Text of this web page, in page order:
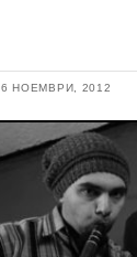
НОЕМВРИ, 2012